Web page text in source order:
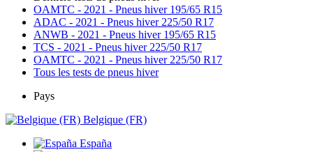
OAMTC - 2021 - Pneus hiver 195/65 R15
ADAC - 2021 - Pneus hiver 225/50 R17
ANWB - 2021 - Pneus hiver 195/65 R15
TCS - 2021 - Pneus hiver 225/50 R17
OAMTC - 2021 - Pneus hiver 225/50 R17
Tous les tests de pneus hiver
Pays
Belgique (FR)
España